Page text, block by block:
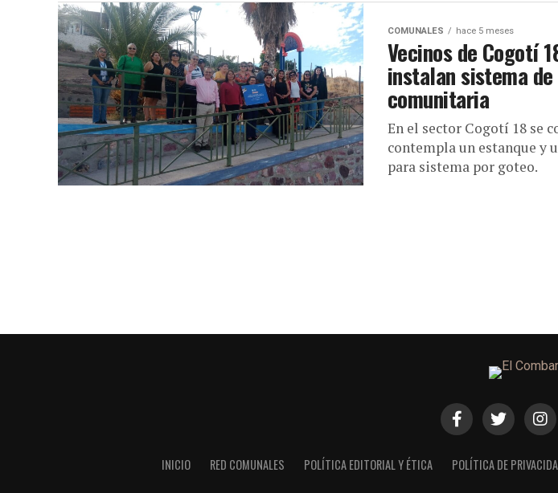
COMUNALES hace 5 meses
Vecinos de Cogotí
instalan sistema
comunitaria
En el sector Cogotí 18 se
contempla un estanque y
para sistema por goteo.
INICIO RED COMUNALES POLÍTICA EDITORIAL Y ÉTICA POLÍTICA DE